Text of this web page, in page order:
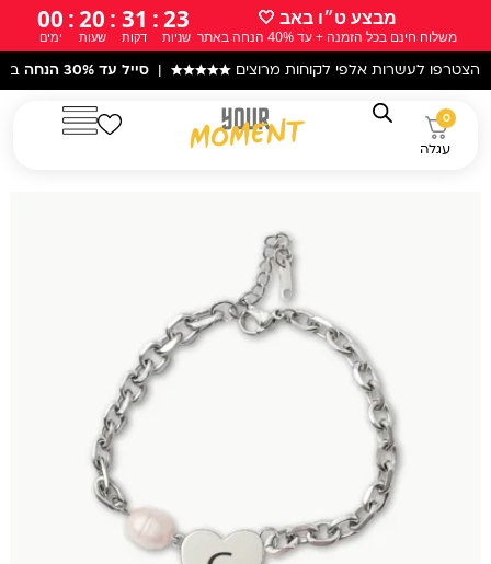
לתוכן
מבצע ט״ו באב 🤍
משלוח חינם בכל הזמנה + עד 40% הנחה באתר
21
שניות
:
31
דקות
:
20
שעות
:
00
ימים
אלפי לקוחות מרוצים★★★★★
|סייל עד 30% הנחה באתר! |עקב
0
עגלה